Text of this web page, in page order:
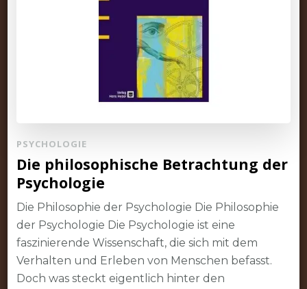
PSYCHOLOGIE
Die philosophische Betrachtung der
Psychologie
Die Philosophie der Psychologie Die Philosophie
der Psychologie Die Psychologie ist eine
faszinierende Wissenschaft, die sich mit dem
Verhalten und Erleben von Menschen befasst.
Doch was steckt eigentlich hinter den